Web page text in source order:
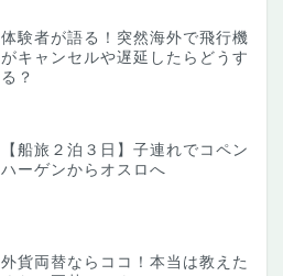
体験者が語る！突然海外で飛行機
がキャンセルや遅延したらどうす
る？
【船旅２泊３日】子連れでコペン
ハーゲンからオスロへ
外貨両替ならココ！本当は教えた